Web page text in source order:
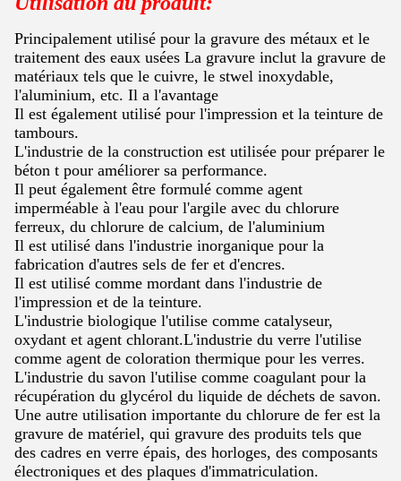
Principalement utilisé pour la gravure des métaux et le
traitement des eaux usées La gravure inclut la gravure de
matériaux tels que le cuivre, le stwel inoxydable,
l'aluminium, etc. Il a l'avantage
Il est également utilisé pour l'impression et la teinture de
tambours.
L'industrie de la construction est utilisée pour préparer le
béton t pour améliorer sa performance.
Il peut également être formulé comme agent
imperméable à l'eau pour l'argile avec du chlorure
ferreux, du chlorure de calcium, de l'aluminium
Il est utilisé dans l'industrie inorganique pour la
fabrication d'autres sels de fer et d'encres.
Il est utilisé comme mordant dans l'industrie de
l'impression et de la teinture.
L'industrie biologique l'utilise comme catalyseur,
oxydant et agent chlorant.L'industrie du verre l'utilise
comme agent de coloration thermique pour les verres.
L'industrie du savon l'utilise comme coagulant pour la
récupération du glycérol du liquide de déchets de savon.
Une autre utilisation importante du chlorure de fer est la
gravure de matériel, qui gravure des produits tels que
des cadres en verre épais, des horloges, des composants
électroniques et des plaques d'immatriculation.